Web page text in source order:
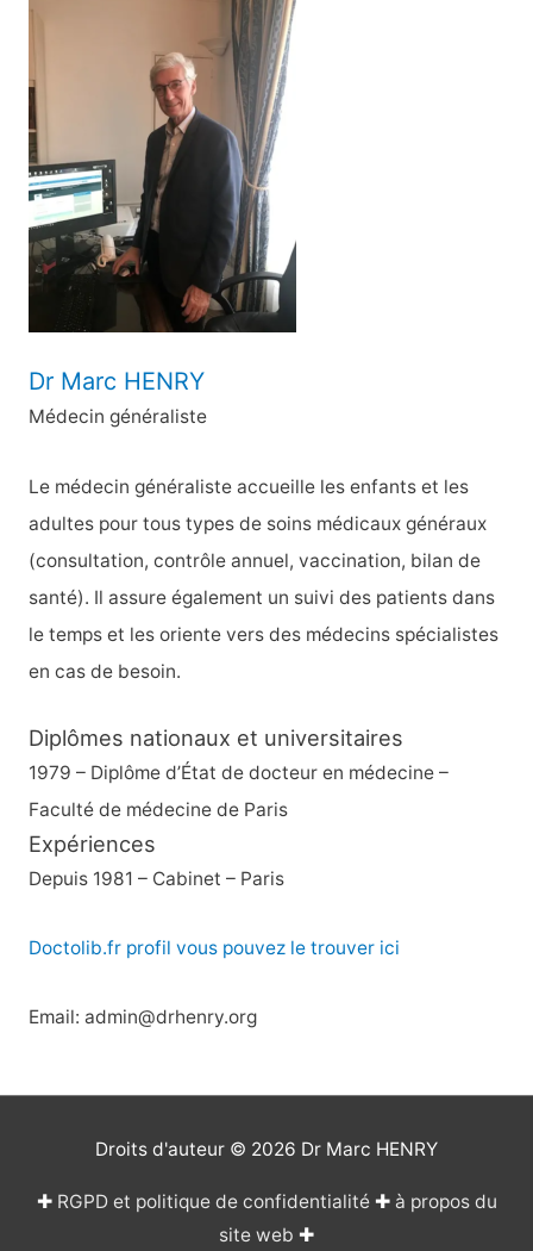
h
r
c
h
e
r
Dr Marc HENRY
Médecin généraliste
Le médecin généraliste accueille les enfants et les
adultes pour tous types de soins médicaux généraux
(consultation, contrôle annuel, vaccination, bilan de
santé). Il assure également un suivi des patients dans
le temps et les oriente vers des médecins spécialistes
en cas de besoin.
Diplômes nationaux et universitaires
1979 – Diplôme d’État de docteur en médecine –
Faculté de médecine de Paris
Expériences
Depuis 1981 – Cabinet – Paris
Doctolib.fr profil vous pouvez le trouver ici
Email: admin@drhenry.org
Droits d'auteur © 2026 Dr Marc HENRY
✚ RGPD et politique de confidentialité✚ à propos du
site web ✚